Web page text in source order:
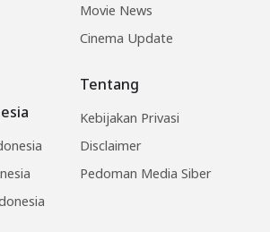
Movie News
Cinema Update
Tentang
Kebijakan Privasi
Disclaimer
Pedoman Media Siber